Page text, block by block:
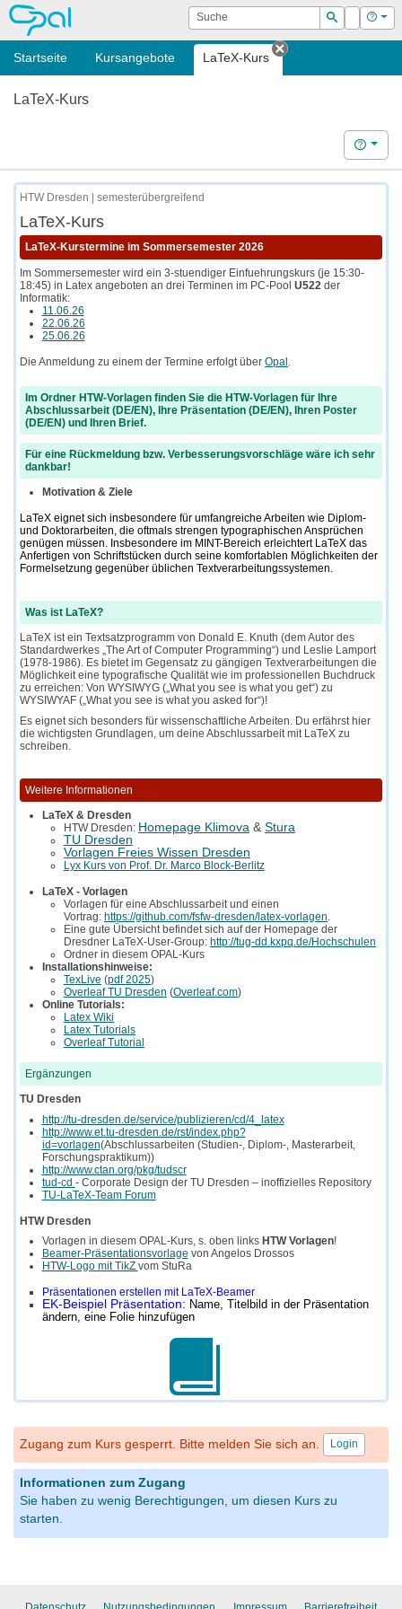
OPAL Suche
Suchen
Login Hilfe
Startseite Kursangebote LaTeX-Kurs
Tab schließen
LaTeX-Kurs
Hilfe
HTW Dresden | semesterübergreifend
LaTeX-Kurs
LaTeX-Kurstermine im Sommersemester 2026
Im Sommersemester wird ein 3-stuendiger Einfuehrungskurs (je 15:30-
18:45) in Latex angeboten an drei Terminen im PC-PoolU522 der
Informatik:
11.06.26
22.06.26
25.06.26
Die Anmeldung zu einem der Termine erfolgt überOpal
Im Ordner HTW-Vorlagen finden Sie die HTW-Vorlagen für Ihre
Abschlussarbeit (DE/EN), Ihre Präsentation (DE/EN), Ihren Poster
(DE/EN) und Ihren Brief.
Für eine Rückmeldung bzw. Verbesserungsvorschläge wäre ich sehr
dankbar!
Motivation & Ziele
LaTeX eignet sich insbesondere für umfangreiche Arbeiten wie Diplom-
und Doktorarbeiten, die oftmals strengen typographischen Ansprüchen
genügen müssen. Insbesondere im MINT-Bereich erleichtert LaTeX das
Anfertigen von Schriftstücken durch seine komfortablen Möglichkeiten der
Formelsetzung gegenüber üblichen Textverarbeitungssystemen.
Was ist LaTeX?
LaTeX ist ein Textsatzprogramm von Donald E. Knuth (dem Autor des
Standardwerkes „The Art of Computer Programming“) und Leslie Lamport
(1978-1986). Es bietet im Gegensatz zu gängigen Textverarbeitungen die
Möglichkeit eine typografische Qualität wie im professionellen Buchdruck
zu erreichen: Von WYSIWYG („What you see is what you get“) zu
WYSIWYAF („What you see is what you asked for“)!
Es eignet sich besonders für wissenschaftliche Arbeiten. Du erfährst hier
die wichtigsten Grundlagen, um deine Abschlussarbeit mit LaTeX zu
schreiben.
Weitere Informationen
LaTeX & Dresden
HTW Dresden: Homepage Klimova& Stura
TU Dresden
Vorlagen Freies Wissen Dresden
Lyx Kurs von Prof. Dr. Marco Block-Berlitz
LaTeX - Vorlagen
Vorlagen für eine Abschlussarbeit und einen
Vortrag: https://github.com/fsfw-dresden/latex-vorlagen.
Eine gute Übersicht befindet sich auf der Homepage der
Dresdner LaTeX-User-Group: http://tug-dd.kxpq.de/Hochschulen
Ordner in diesem OPAL-Kurs
Installationshinweise:
TexLive (pdf 2025)
Overleaf TU Dresden (Overleaf.com)
Online Tutorials:
Latex Wiki
Latex Tutorials
Overleaf Tutorial
Ergänzungen
TU Dresden
http://tu-dresden.de/service/publizieren/cd/4_latex
http://www.et.tu-dresden.de/rst/index.php?
id=vorlagen(Abschlussarbeiten (Studien-, Diplom-, Masterarbeit,
Forschungspraktikum))
http://www.ctan.org/pkg/tudscr
tud-cd - Corporate Design der TU Dresden – inoffizielles Repository
TU-LaTeX-Team Forum
HTW Dresden
Vorlagen in diesem OPAL-Kurs, s. oben links HTW Vorlagen!
Beamer-Präsentationsvorlage von Angelos Drossos
HTW-Logo mit TikZ vom StuRa
Präsentationen erstellen mit LaTeX-Beamer
EK-Beispiel Präsentation: Name, Titelbild in der Präsentation
ändern, eine Folie hinzufügen
Zugang zum Kurs gesperrt. Bitte melden Sie sich an. Login
Informationen zum Zugang
Sie haben zu wenig Berechtigungen, um diesen Kurs zu
starten.